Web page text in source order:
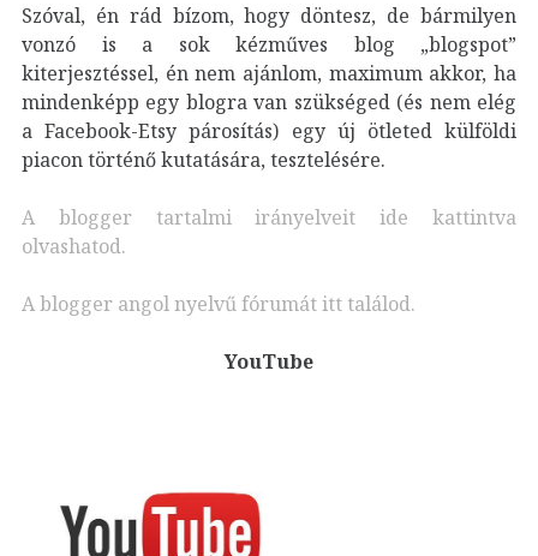
Szóval, én rád bízom, hogy döntesz, de bármilyen
vonzó is a sok kézműves blog „blogspot”
kiterjesztéssel, én nem ajánlom, maximum akkor, ha
mindenképp egy blogra van szükséged (és nem elég
a Facebook-Etsy párosítás) egy új ötleted külföldi
piacon történőkutatására, tesztelésére.
A blogger tartalmi irányelveit ide kattintva
olvashatod.
A blogger angol nyelvű fórumát itt találod.
YouTube